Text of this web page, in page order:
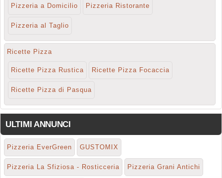
Pizzeria a Domicilio Pizzeria Ristorante
Pizzeria al Taglio
Ricette Pizza
Ricette Pizza Rustica Ricette Pizza Focaccia
Ricette Pizza di Pasqua
ULTIMI ANNUNCI
Pizzeria EverGreen GUSTOMIX
Pizzeria La Sfiziosa - Rosticceria Pizzeria Grani Antichi